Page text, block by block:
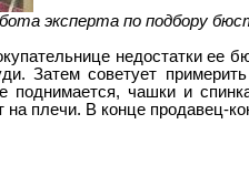
эксперта по подбору
недостатки ее
Затем советует
поднимается, чашки и
на плечи. В конце продавец-